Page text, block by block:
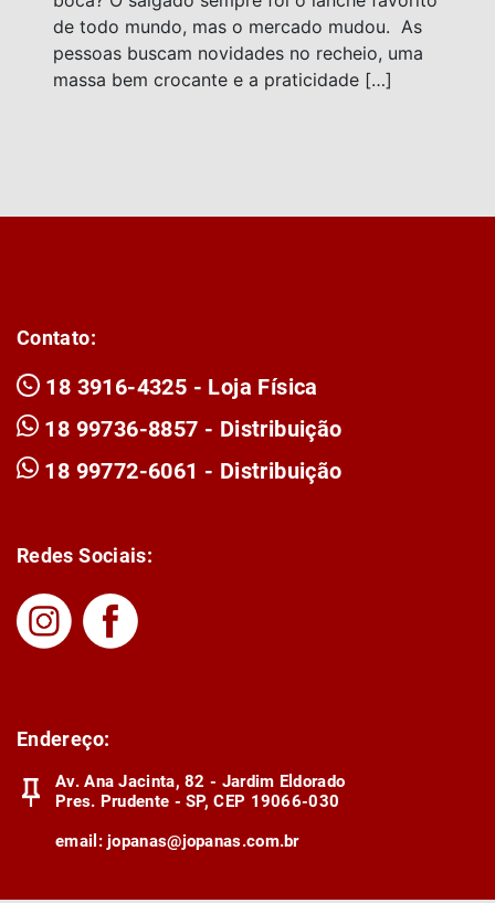
de todo mundo, mas o mercado mudou. As
pessoas buscam novidades no recheio, uma
massa bem crocante e a praticidade […]
Contato:
18 3916-4325 - Loja Física
18 99736-8857 - Distribuição
18 99772-6061 - Distribuição
Redes Sociais:
Endereço:
Av. Ana Jacinta, 82 - Jardim Eldorado
Pres. Prudente - SP, CEP 19066-030
email:jopanas@jopanas.com.br